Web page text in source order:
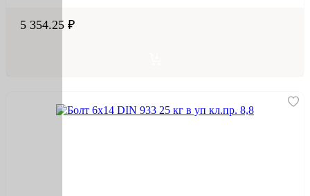
5 354.25 ₽